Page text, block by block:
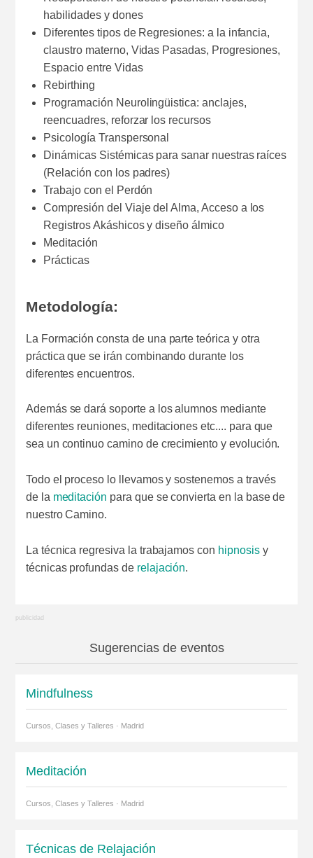
habilidades y dones
Diferentes tipos de Regresiones: a la infancia,
claustro materno, Vidas Pasadas, Progresiones,
Espacio entre Vidas
Rebirthing
Programación Neurolingüistica: anclajes,
reencuadres, reforzar los recursos
Psicología Transpersonal
Dinámicas Sistémicas para sanar nuestras raíces
(Relación con los padres)
Trabajo con el Perdón
Compresión del Viaje del Alma, Acceso a los
Registros Akáshicos y diseño álmico
Meditación
Prácticas
Metodología:
La Formación consta de una parte teórica y otra
práctica que se irán combinando durante los
diferentes encuentros.
Además se dará soporte a los alumnos mediante
diferentes reuniones, meditaciones etc.... para que
sea un continuo camino de crecimiento y evolución.
Todo el proceso lo llevamos y sostenemos a través
de la meditación para que se convierta en la base de
nuestro Camino.
La técnica regresiva la trabajamos con hipnosisy
técnicas profundas de relajación.
Sugerencias de eventos
Mindfulness
Cursos, Clases y Talleres · Madrid
Meditación
Cursos, Clases y Talleres · Madrid
Técnicas de Relajación